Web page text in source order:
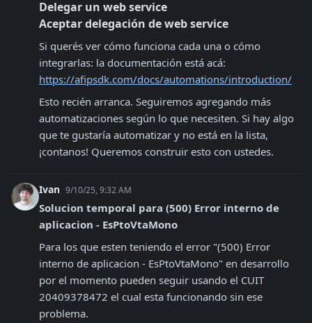
Delegar un web service
Aceptar delegación de web service
Si querés ver cómo funciona cada una o cómo
https://afipsdk.com/docs/automations/introduction/
Esto recién arranca. Seguiremos agregando más
automatizaciones según lo que necesiten. Si hay algo
que te gustaría automatizar y no está en la lista,
¡contanos! Queremos construir esto con ustedes.
Ivan 9/10/25, 9:32 AM
Solucion temporal para (500) Error interno de
aplicacion - EsPtoVtaMono
Para los que esten teniendo el error "(500) Error
interno de aplicacion - EsPtoVtaMono" en desarrollo
por el momento pueden seguir usando el CUIT
20409378472 el cual esta funcionando sin ese
problema.